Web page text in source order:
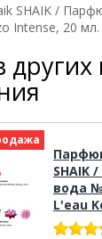
SHAIK /
Intense, 20 мл.
других
SHAIK
вода №
L'eau
50 мл.